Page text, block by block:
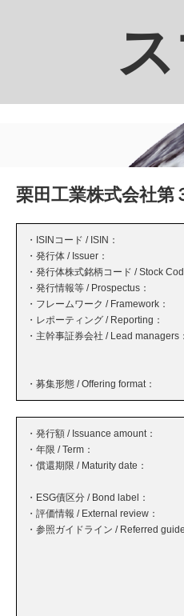
栗田工業株式会社第
・ISINコード / ISIN：
・発行体 / Issuer：
・発行体株式銘柄コード / Stock
・発行情報等 / Prospectus：
・フレームワーク / Framework：
・レポーティング / Reporting：
・主幹事証券会社 / Lead managers：
・募集形態 / Offering format：
・発行額 / Issuance amount：
・年限 / Term：
・償還期限 / Maturity date：
・ESG債区分 / Bond label：
・評価情報 / External review：
・参照ガイドライン / Referred